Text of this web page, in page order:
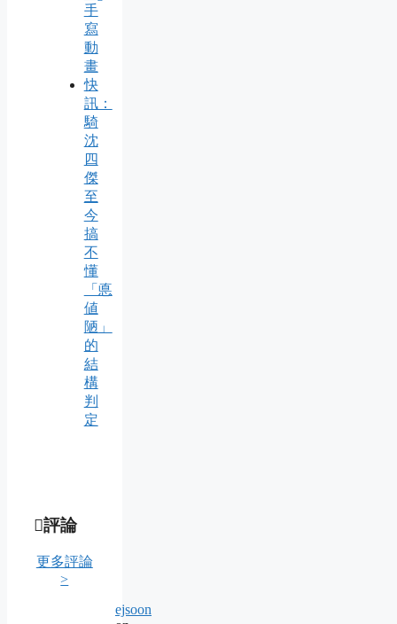
手
寫
動
畫
快
訊：
騎
沈
四
傑
至
今
搞
不
懂
「悳
値
陋」
的
結
構
判
定
評論
更多評論
>
ejsoon